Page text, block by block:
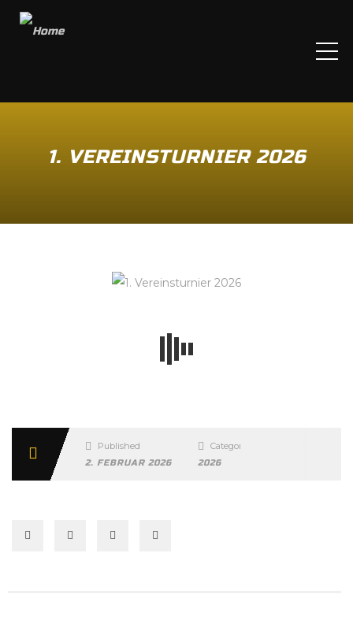
1. VEREINSTURNIER 2026
Published
2. FEBRUAR 2026
Categories
2026